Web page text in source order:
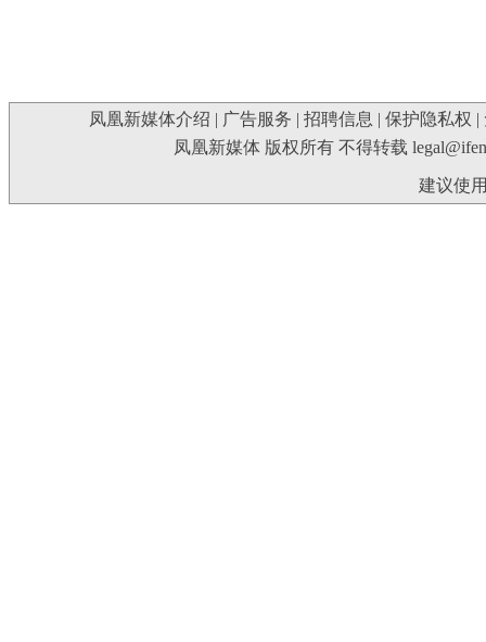
凤凰新媒体介绍 | 广告服务 | 招聘信息 | 保护隐私权 |
凤凰新媒体 版权所有 不得转载
建议使